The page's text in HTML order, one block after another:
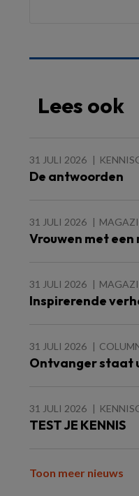
Lees ook
31 JULI 2026
De antwoorden
31 JULI 2026
Vrouwen met
31 JULI 2026
Inspirerende
31 JULI 2026
Ontvanger staat
31 JULI 2026
TEST JE KENNIS
Toon meer nieuws